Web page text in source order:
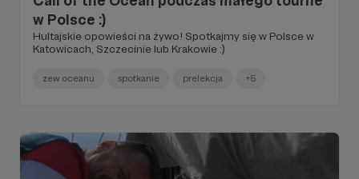
w Polsce :)
Hultajskie opowieści na żywo! Spotkajmy się w Polsce w
Katowicach, Szczecinie lub Krakowie :)
zew oceanu spotkanie prelekcja +5